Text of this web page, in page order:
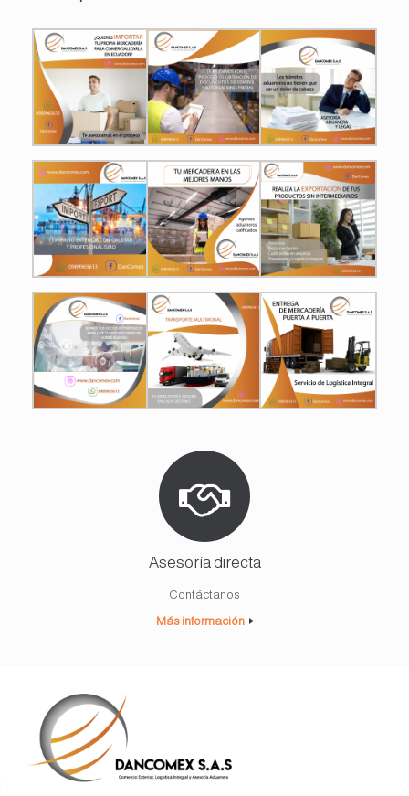
Asesoría directa
Contáctanos
Más información